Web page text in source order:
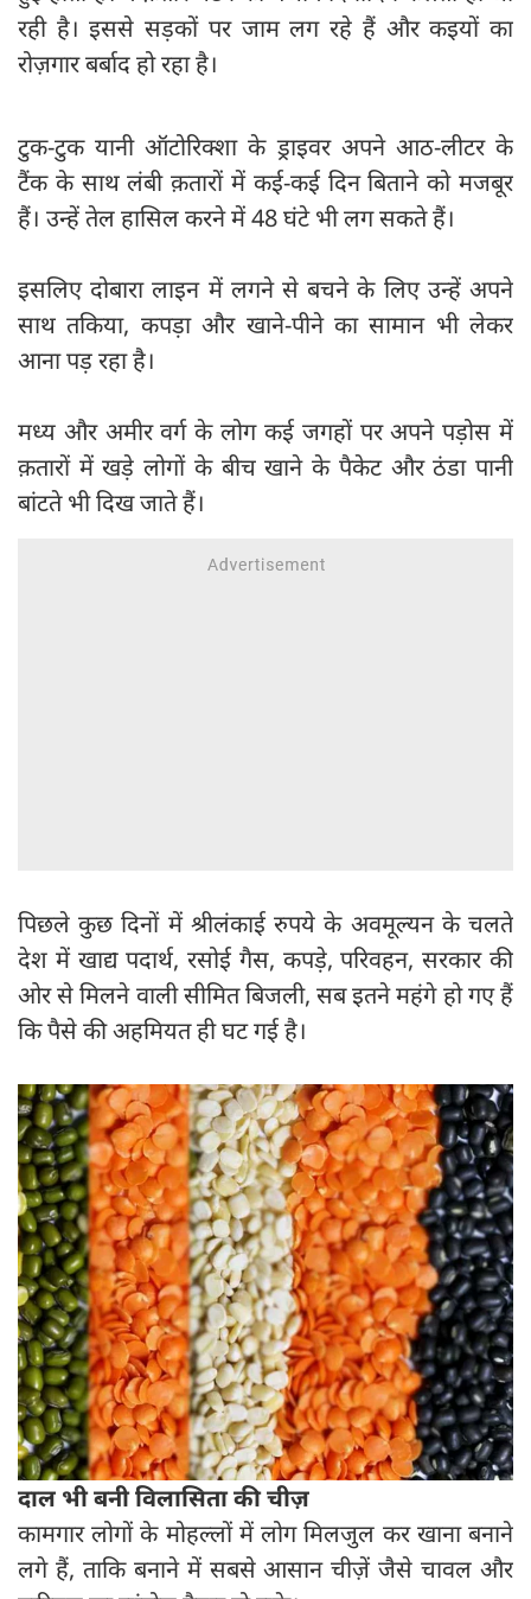
रही है। इससे सड़कों पर जाम लग रहे हैं और कइयों का
रोज़गार बर्बाद हो रहा है।
टुक-टुक यानी ऑटोरिक्शा के ड्राइवर अपने आठ-लीटर के
टैंक के साथ लंबी क़तारों में कई-कई दिन बिताने को मजबूर
हैं। उन्हें तेल हासिल करने में 48 घंटे भी लग सकते हैं।
इसलिए दोबारा लाइन में लगने से बचने के लिए उन्हें अपने
साथ तकिया, कपड़ा और खाने-पीने का सामान भी लेकर
आना पड़ रहा है।
मध्य और अमीर वर्ग के लोग कई जगहों पर अपने पड़ोस में
क़तारों में खड़े लोगों के बीच खाने के पैकेट और ठंडा पानी
बांटते भी दिख जाते हैं।
पिछले कुछ दिनों में श्रीलंकाई रुपये के अवमूल्यन के चलते
देश में खाद्य पदार्थ, रसोई गैस, कपड़े, परिवहन, सरकार की
ओर से मिलने वाली सीमित बिजली, सब इतने महंगे हो गए हैं
कि पैसे की अहमियत ही घट गई है।
दाल भी बनी विलासिता की चीज़
कामगार लोगों के मोहल्लों में लोग मिलजुल कर खाना बनाने
लगे हैं, ताकि बनाने में सबसे आसान चीज़ें जैसे चावल और